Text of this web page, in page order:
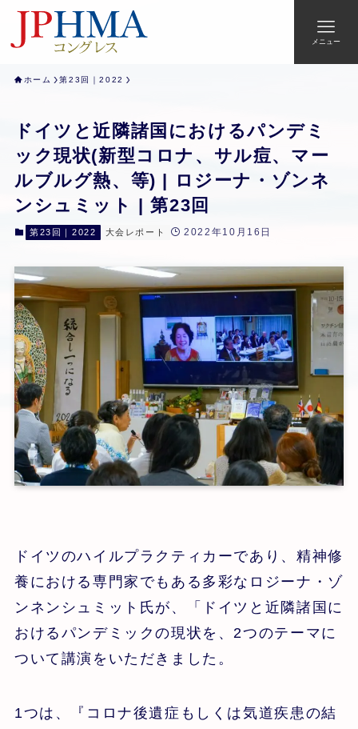
メニュー
ホーム 第23回｜2022
ドイツと近隣諸国におけるパンデミ
ック現状(新型コロナ、サル痘、マー
ルブルグ熱、等) | ロジーナ・ゾンネ
ンシュミット | 第23回
第23回｜2022 大会レポート 2022年10月16日
ドイツのハイルプラクティカーであり、精神修
養における専門家でもある多彩なロジーナ・ゾ
ンネンシュミット氏が、「ドイツと近隣諸国に
おけるパンデミックの現状を、2つのテーマに
ついて講演をいただきました。
1つは、『コロナ後遺症もしくは気道疾患の結